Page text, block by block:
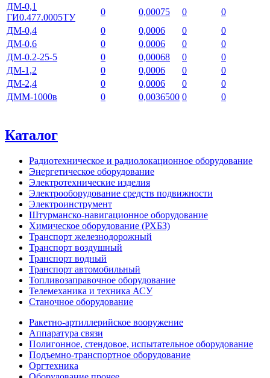
ДМ-0,1
ГИ0.477.0005ТУ
0 0,00075 0
0
ДМ-0,4
0 0,0006 0
0
ДМ-0,6
0 0,0006 0
0
ДМ-0.2-25-5
0 0,00068 0
0
ДМ-1,2
0 0,0006 0
0
ДМ-2,4
0 0,0006 0
0
ДММ-1000в
0 0,0036500 0 0
Каталог
Радиотехническое и радиолокационное оборудование
Энергетическое оборудование
Электротехнические изделия
Электрооборудование средств подвижности
Электроинструмент
Штурманско-навигационное оборудование
Химическое оборудование (РХБЗ)
Транспорт железнодорожный
Транспорт воздушный
Транспорт водный
Транспорт автомобильный
Топливозаправочное оборудование
Телемеханика и техника АСУ
Станочное оборудование
Ракетно-артиллерийское вооружение
Аппаратура связи
Полигонное, стендовое, испытательное оборудование
Подъемно-транспортное оборудование
Оргтехника